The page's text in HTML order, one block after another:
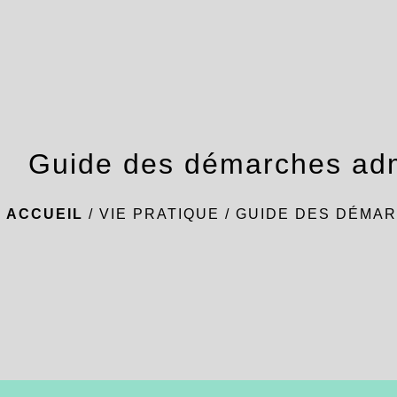
Guide des démarches
ACCUEIL / VIE PRATIQUE / GUIDE DES